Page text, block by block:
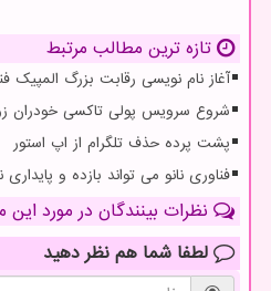
تازه ترین مطالب مرتبط
آغاز نام نویسی رقابت بزرگ المپیک
شروع سرویس پولی تاکسی خودران
پشت پرده حذف تلگرام از اپ استور
فناوری نانو می تواند بازده و
نظرات بینندگان در مورد
لطفا شما هم نظر دهید